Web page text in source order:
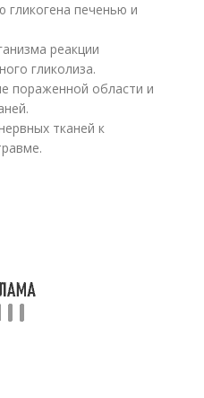
гликогена печенью и
реакции
гликолиза.
пораженной области и
тканей к